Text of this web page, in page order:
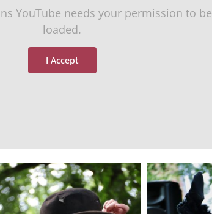
YouTube needs your permission to be
loaded.
I Accept